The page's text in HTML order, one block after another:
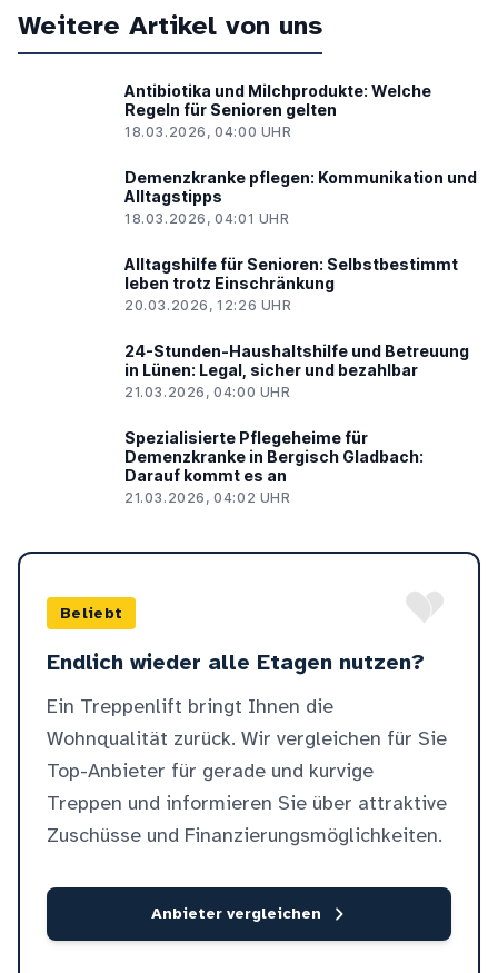
Weitere Artikel von uns
Antibiotika und Milchprodukte: Welche
Regeln für Senioren gelten
18.03.2026, 04:00 UHR
Demenzkranke pflegen: Kommunikation und
Alltagstipps
18.03.2026, 04:01 UHR
Alltagshilfe für Senioren: Selbstbestimmt
leben trotz Einschränkung
20.03.2026, 12:26 UHR
24-Stunden-Haushaltshilfe und Betreuung
in Lünen: Legal, sicher und bezahlbar
21.03.2026, 04:00 UHR
Spezialisierte Pflegeheime für
Demenzkranke in Bergisch Gladbach:
Darauf kommt es an
21.03.2026, 04:02 UHR
Beliebt
Endlich wieder alle Etagen nutzen?
Ein Treppenlift bringt Ihnen die
Wohnqualität zurück. Wir vergleichen für Sie
Top-Anbieter für gerade und kurvige
Treppen und informieren Sie über attraktive
Zuschüsse und Finanzierungsmöglichkeiten.
Anbieter vergleichen